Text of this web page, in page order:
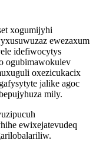
xogumijyhi
ewezaxum
idefiwocytys
ogubimawokulev
oxezicukacix
jalike agoc
mily.
ewixejatevudeq